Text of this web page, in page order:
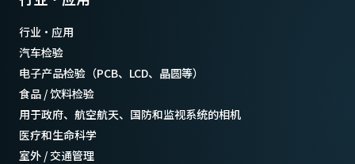
行业·应用
汽车检验
电子产品检验（PCB、LCD、晶圆等）
食品 / 饮料检验
用于政府、航空航天、国防和监视系统的相机
医疗和生命科学
室外 / 交通管理